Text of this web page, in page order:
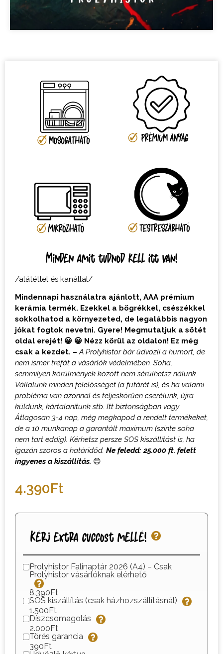
Minden amit tudnod kell itt van!
/alátéttel és kanállal/
Mindennapi használatra ajánlott, AAA prémium
kerámia termék. Ezekkel a bögrékkel, csészékkel
sokkolhatod a környezeted, de legalábbis nagyon
jókat fogtok nevetni. Gyere! Megmutatjuk a sötét
oldal erejét! 😀 😀 Nézz körül az oldalon! Ez még
csak a kezdet. –A Prolyhistor bár üdvözli a humort, de
nem ismer tréfát a vásárlók védelmében. Soha,
semmilyen körülmények között nem sérülhetsz nálunk.
Vállalunk minden felelősséget (a futárét is), és ha valami
probléma van azonnal és teljeskörűen cserélünk, újra
küldünk, kártalanítunk stb. Itt biztonságban vagy.
Átlagosan 3-4 nap, még megkapod a rendelt termékeket,
de a 10 munkanap a garantált maximum (szinte soha
nem tart eddig). Kérhetsz persze SOS kiszállítást is, ha
igazán szoros a határidőd. Ne feledd: 25.000 ft. felett
ingyenes a kiszállítás. 😊
4.390Ft
Kérj extra cuccost mellé!
Prolyhistor Falinaptár 2026 (A4) – Csak
Prolyhistor vásárlóknak elérhető
8.390Ft
SOS kiszállítás (csak házhozszállításnál)
1.500Ft
Díszcsomagolás
2.000Ft
Törés garancia
390Ft